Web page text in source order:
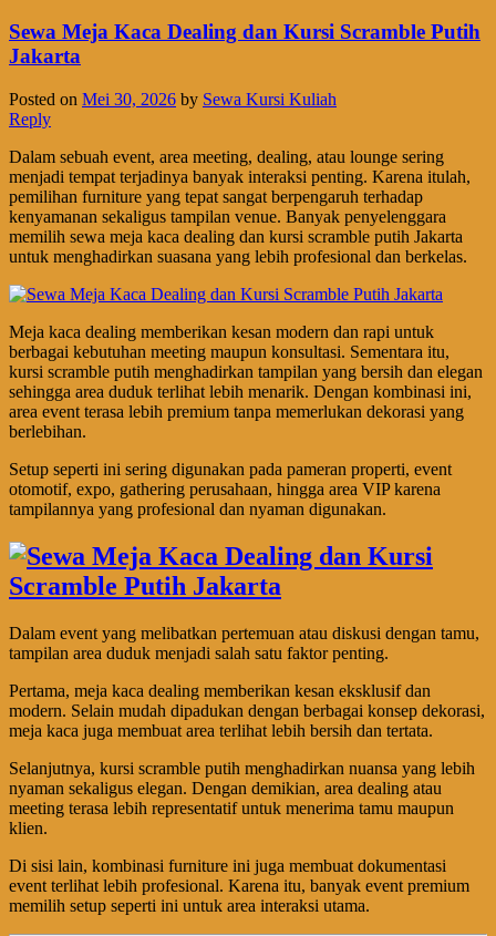
Sewa Meja Kaca Dealing dan Kursi Scramble Putih
Jakarta
Posted on Mei 30, 2026 by Sewa Kursi Kuliah
Reply
Dalam sebuah event, area meeting, dealing, atau lounge sering
menjadi tempat terjadinya banyak interaksi penting. Karena itulah,
pemilihan furniture yang tepat sangat berpengaruh terhadap
kenyamanan sekaligus tampilan venue. Banyak penyelenggara
memilih sewa meja kaca dealing dan kursi scramble putih Jakarta
untuk menghadirkan suasana yang lebih profesional dan berkelas.
Meja kaca dealing memberikan kesan modern dan rapi untuk
berbagai kebutuhan meeting maupun konsultasi. Sementara itu,
kursi scramble putih menghadirkan tampilan yang bersih dan elegan
sehingga area duduk terlihat lebih menarik. Dengan kombinasi ini,
area event terasa lebih premium tanpa memerlukan dekorasi yang
berlebihan.
Setup seperti ini sering digunakan pada pameran properti, event
otomotif, expo, gathering perusahaan, hingga area VIP karena
tampilannya yang profesional dan nyaman digunakan.
Dalam event yang melibatkan pertemuan atau diskusi dengan tamu,
tampilan area duduk menjadi salah satu faktor penting.
Pertama, meja kaca dealing memberikan kesan eksklusif dan
modern. Selain mudah dipadukan dengan berbagai konsep dekorasi,
meja kaca juga membuat area terlihat lebih bersih dan tertata.
Selanjutnya, kursi scramble putih menghadirkan nuansa yang lebih
nyaman sekaligus elegan. Dengan demikian, area dealing atau
meeting terasa lebih representatif untuk menerima tamu maupun
klien.
Di sisi lain, kombinasi furniture ini juga membuat dokumentasi
event terlihat lebih profesional. Karena itu, banyak event premium
memilih setup seperti ini untuk area interaksi utama.